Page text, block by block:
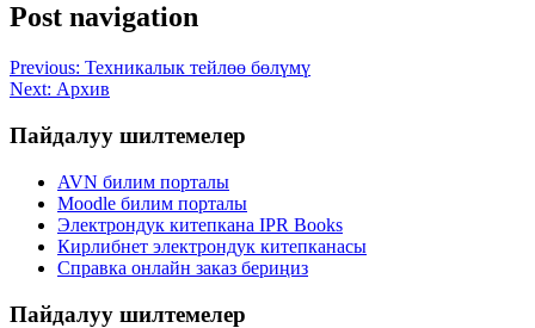
Post navigation
Previous: Техникалык тейлөө бөлүмү
Next: Архив
Пайдалуу шилтемелер
AVN билим порталы
Moodle билим порталы
Электрондук китепкана IPR Books
Кирлибнет электрондук китепканасы
Справка онлайн заказ бериңиз
Пайдалуу шилтемелер